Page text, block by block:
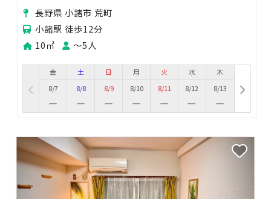
長野県 小諸市 荒町
小諸駅 徒歩12分
10㎡
〜5人
金
8/7
土
8/8
日
8/9
月
8/10
火
8/11
水
8/12
木
8/13